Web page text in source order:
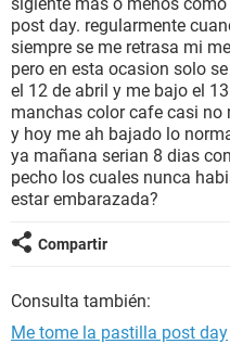
SEXUALIDAD
GLOSARIO
post day. regularmente
siempre se me retrasa mi
pero en esta ocasion solo
el 12 de abril y me bajo el
manchas color cafe casi
y hoy me ah bajado lo
ya mañana serian 8 dias
pecho los cuales nunca
estar embarazada?
Compartir
Consulta también:
Me tome la pastilla post day